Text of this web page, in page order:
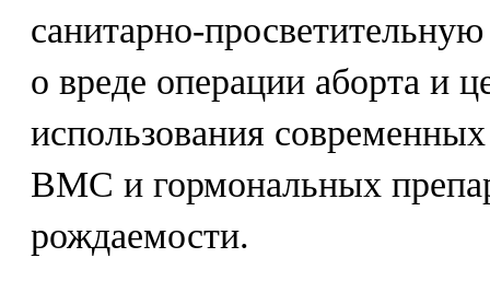
санитарно-
о вреде операции аборта и
использования
ВМС и гормональных
рождаемости.